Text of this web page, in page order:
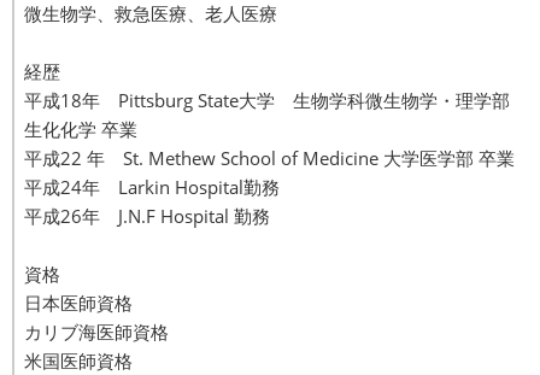
微生物学、救急医療、老人医療
経歴
平成18年 Pittsburg State大学 生物学科微生物学・理学部
生化化学 卒業
平成22 年 St. Methew School of Medicine 大学医学部 卒業
平成24年 Larkin Hospital勤務
平成26年 J.N.F Hospital 勤務
資格
日本医師資格
カリブ海医師資格
米国医師資格